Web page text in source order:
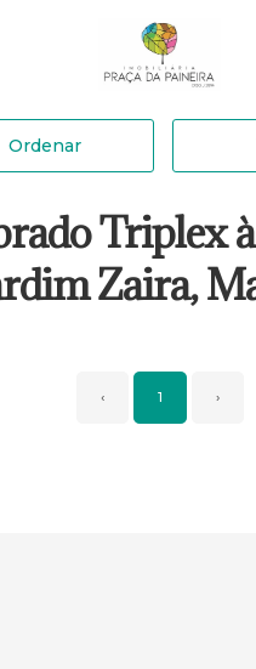
Página inicial
Ordenar
Triplex
Zaira,
‹ 1 ›